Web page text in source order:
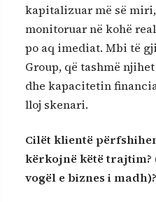
kapitalizuar më së
monitoruar në kohë
po aq imediat. Mbi të
Group, që tashmë
dhe kapacitetin
lloj skenari.
Cilët klientë
kërkojnë këtë trajtim?
vogël e biznes i madh)?